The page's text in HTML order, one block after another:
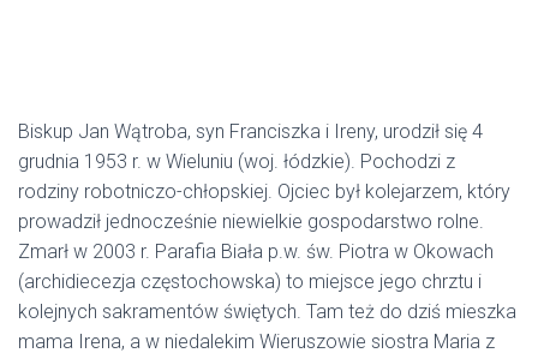
Biskup Jan Wątroba, syn Franciszka i Ireny, urodził się 4
grudnia 1953 r. w Wieluniu (woj. łódzkie). Pochodzi z
rodziny robotniczo-chłopskiej. Ojciec był kolejarzem, który
prowadził jednocześnie niewielkie gospodarstwo rolne.
Zmarł w 2003 r. Parafia Biała p.w. św. Piotra w Okowach
(archidiecezja częstochowska) to miejsce jego chrztu i
kolejnych sakramentów świętych. Tam też do dziś mieszka
mama Irena, a w niedalekim Wieruszowie siostra Maria z